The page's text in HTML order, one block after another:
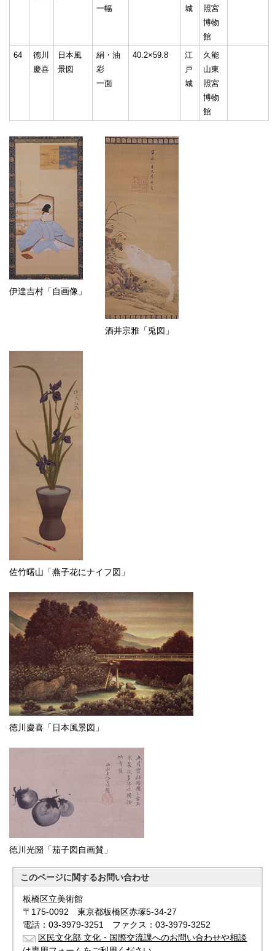
一幅
城
照宮
博物
館
64
徳川
慶喜
日本風
景図
絹・油
彩
一面
40.2×59.8
江
戸
城
久能
山東
照宮
博物
館
伊達吉村「自画像」
酒井宗雅「兎図」
佐竹曙山「燕子花にナイフ図」
徳川慶喜「日本風景図」
徳川光圀「茄子図自画賛」
このページに関するお問い合わせ
板橋区立美術館
〒175-0092 東京都板橋区赤塚5-34-27
電話：03-3979-3251 ファクス：03-3979-3252
区民文化部 文化・国際交流課へのお問い合わせや相談